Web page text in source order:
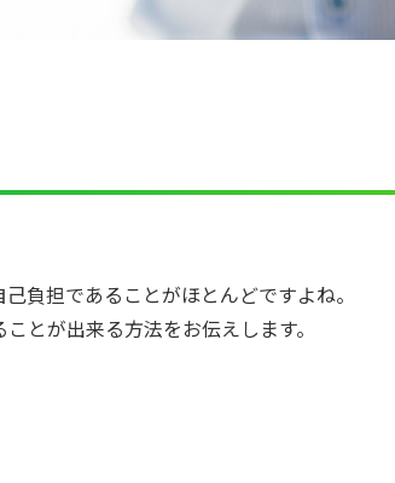
負担であることがほとんどですよね。
とが出来る方法をお伝えします。